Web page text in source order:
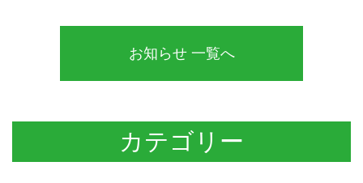
お知らせ 一覧へ
カテゴリー